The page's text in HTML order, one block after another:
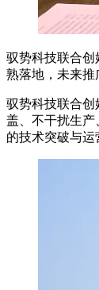
驭势科技联合创
熟落地，未来推
驭势科技联合创
盖、不干扰生产
的技术突破与运